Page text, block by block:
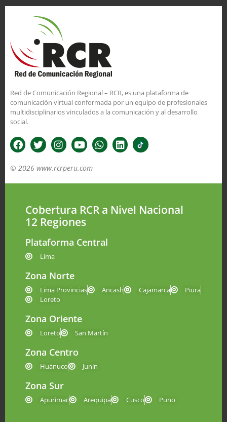
Red de Comunicación Regional – RCR, es una plataforma de
comunicación virtual conformada por un equipo de profesionales
multidisciplinarios vinculados a la comunicación y al desarrollo
social.
© 2026 www.rcrperu.com
Cobertura RCR a Nivel Nacional
12 Regiones
Plataforma Central
Lima
Zona Norte
Lima Provincias Ancash Cajamarca
Piura
Loreto
Zona Oriente
Loreto San Martín
Zona Centro
Huánuco Junín
Zona Sur
Apurimac Arequipa Cusco Puno